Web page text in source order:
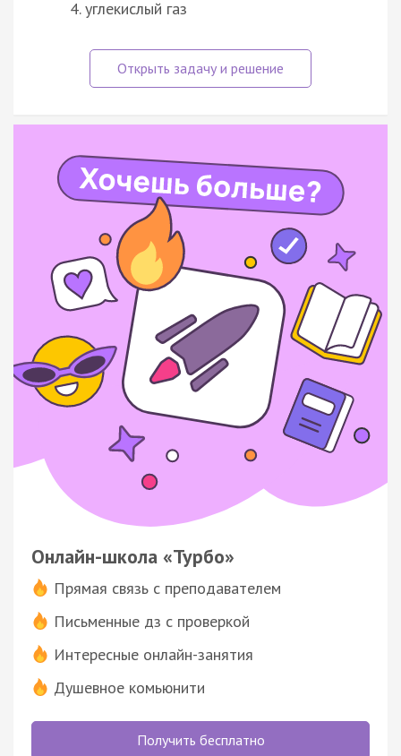
углекислый газ
Онлайн-школа «Турбо»
Прямая связь с преподавателем
Письменные дз с проверкой
Интересные онлайн-занятия
Душевное комьюнити
Получить бесплатно